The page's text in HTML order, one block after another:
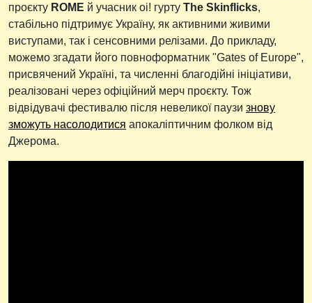
проєкту ROME й учасник oi! гурту The Skinflicks,
стабільно підтримує Україну, як активними живими
виступами, так і сенсовними релізами. До прикладу,
можемо згадати його повноформатник "Gates of Europe",
присвячений Україні, та численні благодійні ініціативи,
реалізовані через офіційний мерч проєкту. Тож
відвідувачі фестивалю після невеликої паузи знову
зможуть насолодитися апокаліптичним фолком від
Джерома.